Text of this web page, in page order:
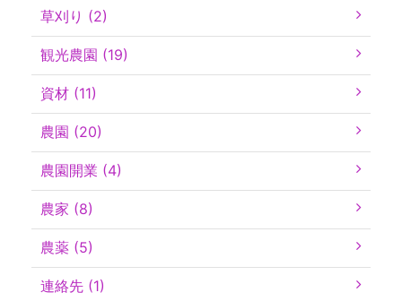
草刈り (2)
観光農園 (19)
資材 (11)
農園 (20)
農園開業 (4)
農家 (8)
農薬 (5)
連絡先 (1)